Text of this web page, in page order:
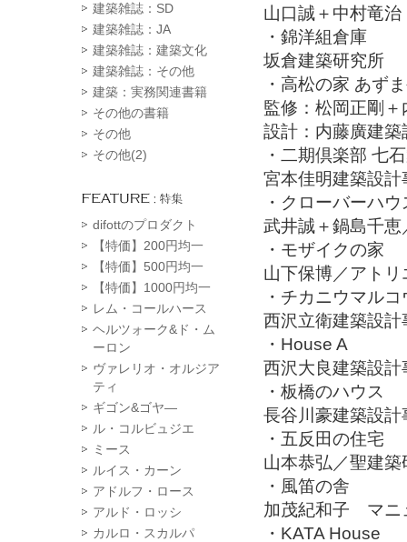
建築雑誌：SD
建築雑誌：JA
建築雑誌：建築文化
建築雑誌：その他
建築：実務関連書籍
その他の書籍
その他
その他(2)
difottのプロダクト
【特価】200円均一
【特価】500円均一
【特価】1000円均一
レム・コールハース
ヘルツォーク&ド・ム
ーロン
ヴァレリオ・オルジア
ティ
ギゴン&ゴヤ―
ル・コルビュジエ
ミース
ルイス・カーン
アドルフ・ロース
アルド・ロッシ
カルロ・スカルパ
山口誠＋中村竜治
・錦洋組倉庫
坂倉建築研究所
・高松の家 あず
監修：松岡正剛＋
設計：内藤廣建築
・二期倶楽部 七
宮本佳明建築設計
・クローバーハウ
武井誠＋鍋島千恵
・モザイクの家
山下保博／アト
・チカニウマル
西沢立衛建築設計
・House A
西沢大良建築設計
・板橋のハウス
長谷川豪建築設計
・五反田の住宅
山本恭弘／聖建築
・風笛の舎
加茂紀和子 マニ
・KATA House